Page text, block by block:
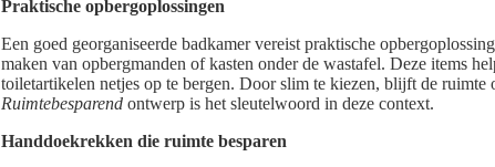
Praktische opbergoplossingen
Een goed georganiseerde badkamer vereist praktische
maken van opbergmanden of kasten onder de wastafel. Deze items
toiletartikelen netjes op te bergen. Door slim te kiezen, blijft de
Ruimtebesparend ontwerp is het sleutelwoord in deze context.
Handdoekrekken die ruimte besparen